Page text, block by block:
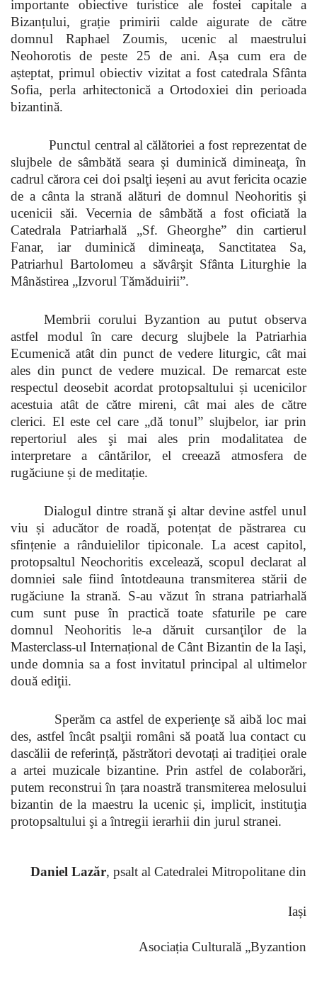
importante obiective turistice ale fostei capitale a
Bizanțului, grație primirii calde aigurate de către
domnul Raphael Zoumis, ucenic al maestrului
Neohorotis de peste 25 de ani. Așa cum era de
așteptat, primul obiectiv vizitat a fost catedrala Sfânta
Sofia, perla arhitectonică a Ortodoxiei din perioada
bizantină.
Punctul central al călătoriei a fost reprezentat de
slujbele de sâmbătă seara şi duminică dimineaţa, în
cadrul cărora cei doi psalţi ieșeni au avut fericita ocazie
de a cânta la strană alături de domnul Neohoritis şi
ucenicii săi. Vecernia de sâmbătă a fost oficiată la
Catedrala Patriarhală „Sf. Gheorghe” din cartierul
Fanar, iar duminică dimineaţa, Sanctitatea Sa,
Patriarhul Bartolomeu a săvârşit Sfânta Liturghie la
Mânăstirea „Izvorul Tămăduirii”.
Membrii corului Byzantion au putut observa
astfel modul în care decurg slujbele la Patriarhia
Ecumenică atât din punct de vedere liturgic, cât mai
ales din punct de vedere muzical. De remarcat este
respectul deosebit acordat protopsaltului și ucenicilor
acestuia atât de către mireni, cât mai ales de către
clerici. El este cel care „dă tonul” slujbelor, iar prin
repertoriul ales şi mai ales prin modalitatea de
interpretare a cântărilor, el creează atmosfera de
rugăciune și de meditație.
Dialogul dintre strană şi altar devine astfel unul
viu și aducător de roadă, potențat de păstrarea cu
sfințenie a rânduielilor tipiconale. La acest capitol,
protopsaltul Neochoritis excelează, scopul declarat al
domniei sale fiind întotdeauna transmiterea stării de
rugăciune la strană. S-au văzut în strana patriarhală
cum sunt puse în practică toate sfaturile pe care
domnul Neohoritis le-a dăruit cursanţilor de la
Masterclass-ul Internațional de Cânt Bizantin de la Iaşi,
unde domnia sa a fost invitatul principal al ultimelor
două ediţii.
Sperăm ca astfel de experienţe să aibă loc mai
des, astfel încât psalţii români să poată lua contact cu
dascălii de referință, păstrători devotați ai tradiției orale
a artei muzicale bizantine. Prin astfel de colaborări,
putem reconstrui în țara noastră transmiterea melosului
bizantin de la maestru la ucenic și, implicit, instituţia
protopsaltului şi a întregii ierarhii din jurul stranei.
Daniel Lazăr, psalt al Catedralei Mitropolitane din
Iași
Asociația Culturală „Byzantion